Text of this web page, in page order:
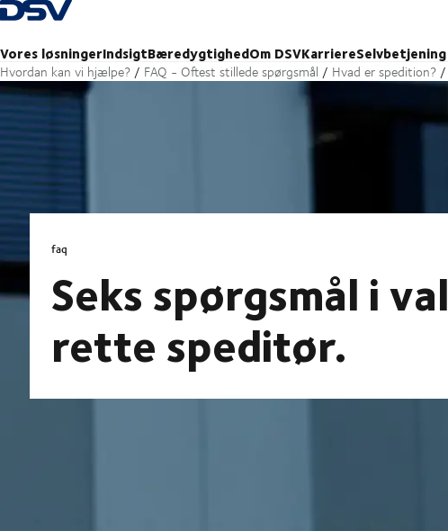
Tilbage til forsiden
Vores løsningerIndsigtBæredygtighedOm DSVKarriereSelvbetjening
Hvordan kan vi hjælpe? FAQ - Oftest stillede spørgsmål Hvad er spedition?
faq
Seks spørgsmål i
rette speditør.